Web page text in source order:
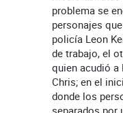
problema se
personajes
policía Leon
de trabajo, el
quien acudió a
Chris; en el
donde los
separados por